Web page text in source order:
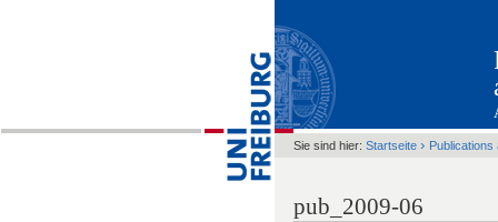
Sie sind hier: Startseite › Publications
pub_2009-06